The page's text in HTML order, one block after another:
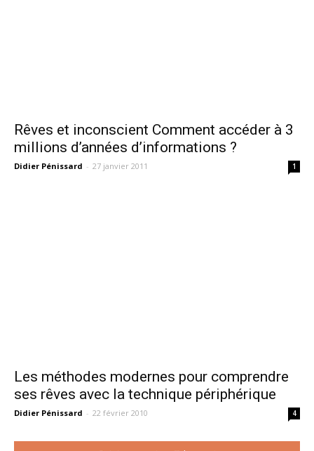
Rêves et inconscient Comment accéder à 3
millions d’années d’informations ?
Didier Pénissard - 27 janvier 2011 1
Les méthodes modernes pour comprendre
ses rêves avec la technique périphérique
Didier Pénissard - 22 février 2010 4